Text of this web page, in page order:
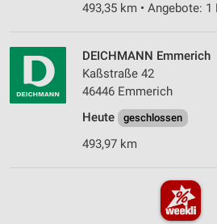
493,35 km • Angebote:
DEICHMANN Emmerich
Kaßstraße 42
46446 Emmerich
Heute
geschlossen
493,97 km